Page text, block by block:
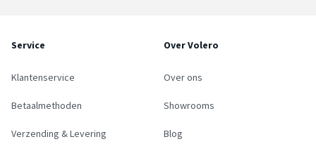
Service
Klantenservice
Betaalmethoden
Verzending & Levering
Over Volero
Over ons
Showrooms
Blog